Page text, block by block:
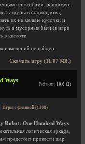
способами, например:
трупы в подвал дома,
их на мелкие кусочки и
в мусорные баки (в игре
в кислоте.
изменений не найден.
Скачать игру (11.07 Мб.)
Ways
Рейтинг: 10.0 (2)
Игры с физикой (1308)
Robot: One Hundred Ways
логическая аркада,
предстоит провести шар